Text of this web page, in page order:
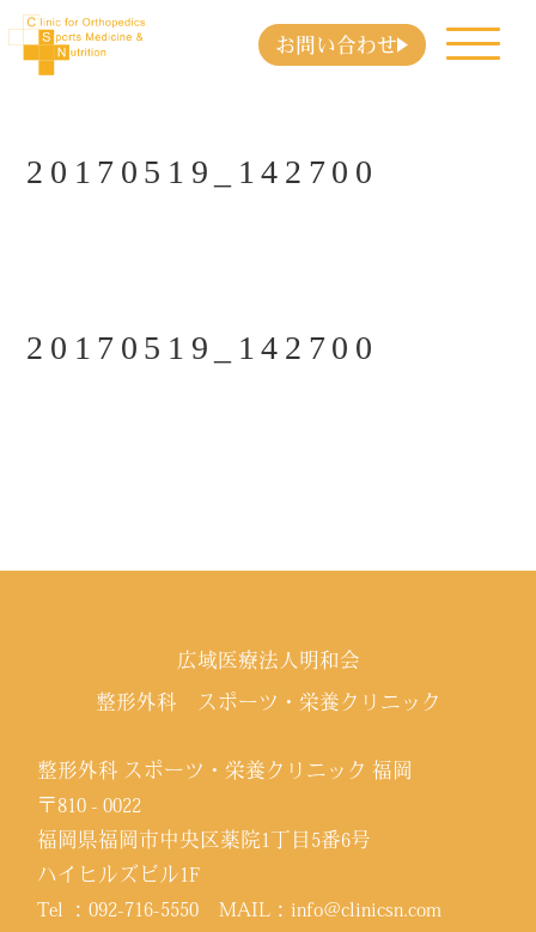
お問い合わせ
20170519_142700
20170519_142700
広域医療法人明和会
整形外科 スポーツ・栄養クリニック
整形外科 スポーツ・栄養クリニック 福岡
〒810 - 0022
福岡県福岡市中央区薬院1丁目5番6号
ハイヒルズビル1F
Tel ：092-716-5550 MAIL：info@clinicsn.com